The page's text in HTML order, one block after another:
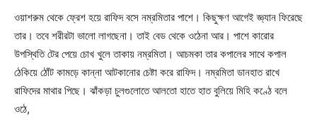
ওয়াশরুম থেকে ফ্রেশ হয়ে রাফিদ বসে নম্রমিতার পাশে। কিছুক্ষণ আগেই জ্ঞ্যান ফিরেছে
তার। তবে শরীরটা ভালো লাগছেনা। তাই বেড থেকে ওঠেনা আর। পাশে কারোর
উপস্থিতি টের পেয়ে চোখ খুলে তাকায় নম্রমিতা। আচমকা তার কপালের সাথে কপাল
ঠেকিয়ে ঠোঁট কামড়ে কান্না আটকানোর চেষ্টা করে রাফিদ। নম্রমিতা ডানহাত রাখে
রাফিদের মাথার পিছে। ঝাঁকড়া চুলগুলোতে আলতো হাতে হাত বুলিয়ে মিহি কণ্ঠে বলে
ওঠে,